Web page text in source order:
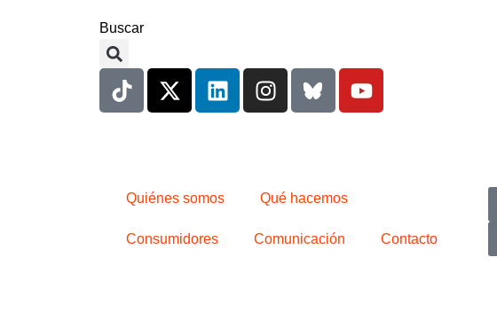
Buscar
Quiénes somos Qué hacemos
Consumidores Comunicación Contacto